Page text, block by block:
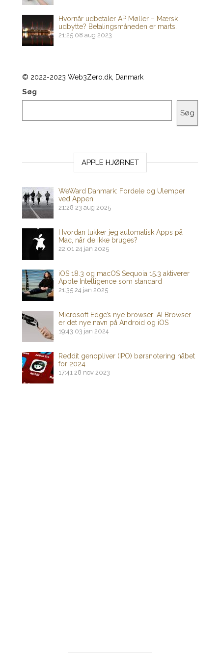
Hvornår udbetaler AP Møller – Mærsk
udbytte? Betalingsmåneden er marts.
21:25 08 aug 2023
© 2022-2023 Web3Zero.dk, Danmark
Søg
Søg
APPLE HJØRNET
WeWard Danmark: Fordele og Ulemper
ved Appen
21:28 23 aug 2025
Hvordan lukker jeg automatisk Apps på
Mac, når de ikke bruges?
22:01 24 jan 2025
iOS 18.3 og macOS Sequoia 15.3 aktiverer
Apple Intelligence som standard
21:35 24 jan 2025
Microsoft Edge’s nye browser: AI Browser
er det nye navn på Android og iOS
19:43 03 jan 2024
Reddit genopliver (IPO) børsnotering håbet
for 2024
17:41 28 nov 2023